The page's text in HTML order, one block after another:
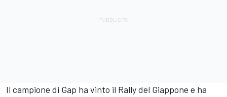
Il campione di Gap ha vinto il Rally del Giappone e ha